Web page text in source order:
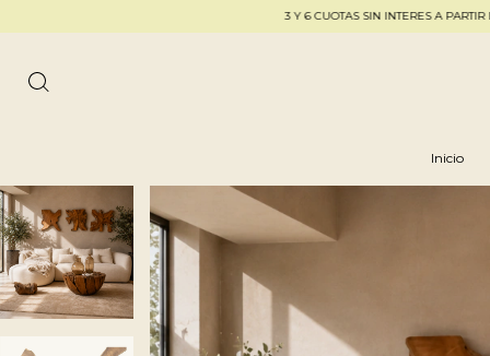
3 Y 6 CUOTAS SIN INTERES A PARTIR DE $250.000 -
Inicio